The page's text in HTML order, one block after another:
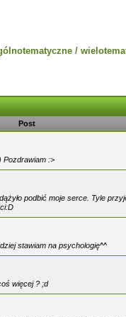
/
Post
Pozdrawiam :>
podbić moje serce. Tyle
stawiam na psychologię^^
więcej ? ;d